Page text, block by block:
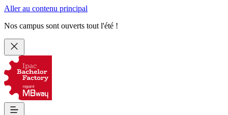
Aller au contenu principal
Nos campus sont ouverts tout l'été !